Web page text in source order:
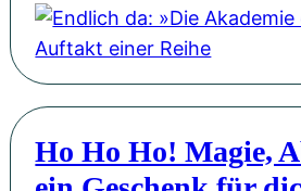
m
i
d
r
b
e
n
e
u
d
l
h
d
Ho Ho Ho! Magie,